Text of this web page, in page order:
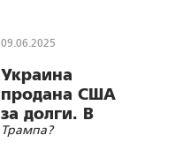
09.06.2025
Украина
продана США
за долги. В
чем выигрыш
Трампа?